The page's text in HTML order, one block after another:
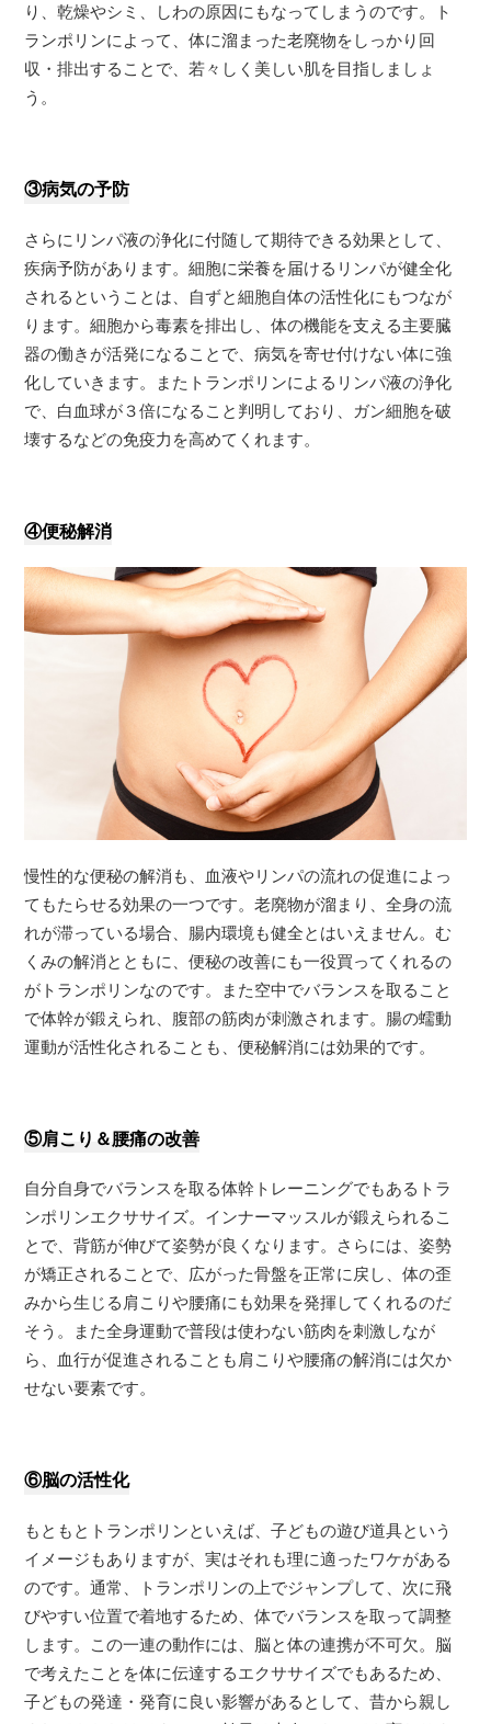
り、乾燥やシミ、しわの原因にもなってしまうのです。ト
ランポリンによって、体に溜まった老廃物をしっかり回
収・排出することで、若々しく美しい肌を目指しましょ
う。
③病気の予防
さらにリンパ液の浄化に付随して期待できる効果として、
疾病予防があります。細胞に栄養を届けるリンパが健全化
されるということは、自ずと細胞自体の活性化にもつなが
ります。細胞から毒素を排出し、体の機能を支える主要臓
器の働きが活発になることで、病気を寄せ付けない体に強
化していきます。またトランポリンによるリンパ液の浄化
で、白血球が３倍になること判明しており、ガン細胞を破
壊するなどの免疫力を高めてくれます。
④便秘解消
慢性的な便秘の解消も、血液やリンパの流れの促進によっ
てもたらせる効果の一つです。老廃物が溜まり、全身の流
れが滞っている場合、腸内環境も健全とはいえません。む
くみの解消とともに、便秘の改善にも一役買ってくれるの
がトランポリンなのです。また空中でバランスを取ること
で体幹が鍛えられ、腹部の筋肉が刺激されます。腸の蠕動
運動が活性化されることも、便秘解消には効果的です。
⑤肩こり＆腰痛の改善
自分自身でバランスを取る体幹トレーニングでもあるトラ
ンポリンエクササイズ。インナーマッスルが鍛えられるこ
とで、背筋が伸びて姿勢が良くなります。さらには、姿勢
が矯正されることで、広がった骨盤を正常に戻し、体の歪
みから生じる肩こりや腰痛にも効果を発揮してくれるのだ
そう。また全身運動で普段は使わない筋肉を刺激しなが
ら、血行が促進されることも肩こりや腰痛の解消には欠か
せない要素です。
⑥脳の活性化
もともとトランポリンといえば、子どもの遊び道具という
イメージもありますが、実はそれも理に適ったワケがある
のです。通常、トランポリンの上でジャンプして、次に飛
びやすい位置で着地するため、体でバランスを取って調整
します。この一連の動作には、脳と体の連携が不可欠。脳
で考えたことを体に伝達するエクササイズでもあるため、
子どもの発達・発育に良い影響があるとして、昔から親し